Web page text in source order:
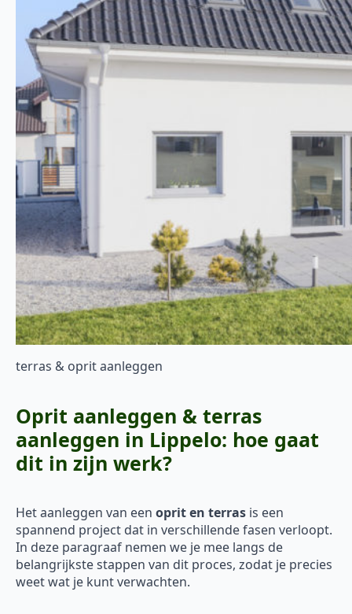
terras & oprit aanleggen
Oprit aanleggen & terras
aanleggen in Lippelo: hoe gaat
dit in zijn werk?
Het aanleggen van een oprit en terras is een
spannend project dat in verschillende fasen verloopt.
In deze paragraaf nemen we je mee langs de
belangrijkste stappen van dit proces, zodat je precies
weet wat je kunt verwachten.